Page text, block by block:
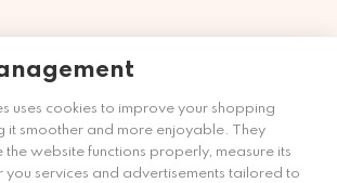
uses cookies to improve your shopping
it smoother and more enjoyable. They
the website functions properly, measure its
you services and advertisements tailored to
door Gegarandeerde Beoordelingen
om het attest te tonen .